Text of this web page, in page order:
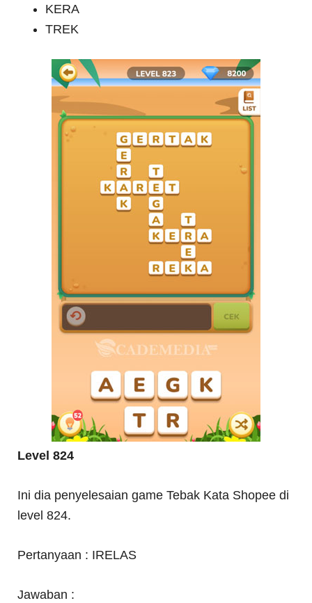
KERA
TREK
Level 824
Ini dia penyelesaian game Tebak Kata Shopee di
level 824.
Pertanyaan : IRELAS
Jawaban :